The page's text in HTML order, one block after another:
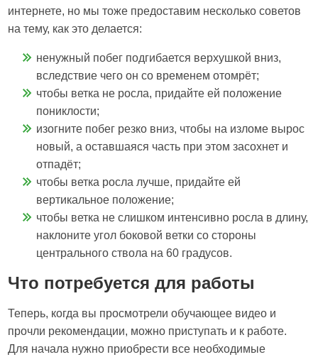
интернете, но мы тоже предоставим несколько советов
на тему, как это делается:
ненужный побег подгибается верхушкой вниз,
вследствие чего он со временем отомрёт;
чтобы ветка не росла, придайте ей положение
пониклости;
изогните побег резко вниз, чтобы на изломе вырос
новый, а оставшаяся часть при этом засохнет и
отпадёт;
чтобы ветка росла лучше, придайте ей
вертикальное положение;
чтобы ветка не слишком интенсивно росла в длину,
наклоните угол боковой ветки со стороны
центрального ствола на 60 градусов.
Что потребуется для работы
Теперь, когда вы просмотрели обучающее видео и
прочли рекомендации, можно приступать и к работе.
Для начала нужно приобрести все необходимые